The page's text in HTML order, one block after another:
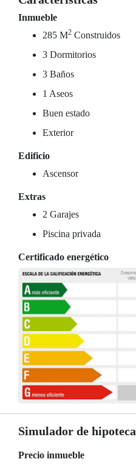
Inmueble
285 M2 Construidos
3 Dormitorios
3 Baños
1 Aseos
Buen estado
Exterior
Edificio
Ascensor
Extras
2 Garajes
Piscina privada
Certificado energético
Simulador de hipoteca
Precio inmueble